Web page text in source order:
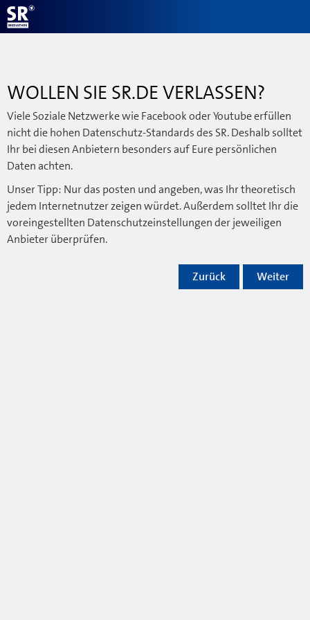
WOLLEN SIE SR.DE VERLASSEN?
Viele Soziale Netzwerke wie Facebook oder Youtube erfüllen
nicht die hohen Datenschutz-Standards des SR. Deshalb solltet
Ihr bei diesen Anbietern besonders auf Eure persönlichen
Daten achten.
Unser Tipp: Nur das posten und angeben, was Ihr theoretisch
jedem Internetnutzer zeigen würdet. Außerdem solltet Ihr die
voreingestellten Datenschutzeinstellungen der jeweiligen
Anbieter überprüfen.
Weiter
Zurück